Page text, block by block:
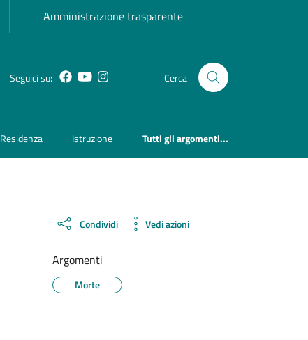
Amministrazione trasparente
Seguici su: Facebook
YouTubeInstagram Cerca
Residenza Istruzione Tutti gli argomenti...
Condividi Vedi azioni
Argomenti
Morte